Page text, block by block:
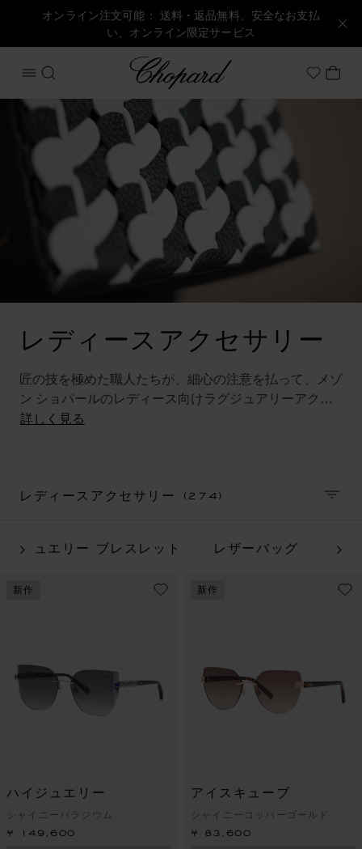
オンライン注文可能： 送料・返品無料、安全なお支払
い、オンライン限定サービス
メニューを開く
検索する
Chopard
Myマ
レディースアクセサリー
匠の技を極めた職人たちが、細心の注意を払って、メゾ
ン ショパールのレディース向けラグジュアリーアクセ
サリーを制作します。彼らが作り出す美しい製品は、タ
詳しく見る
レディースアクセサリー(274) 並べ
ジュエリー ブレスレット レザーバッグ ス
新作
ハイジュエリー
シャイニーパラジウム
¥ 149,600
新作
アイスキューブ
シャイニーコッパーゴールド
¥ 83,600